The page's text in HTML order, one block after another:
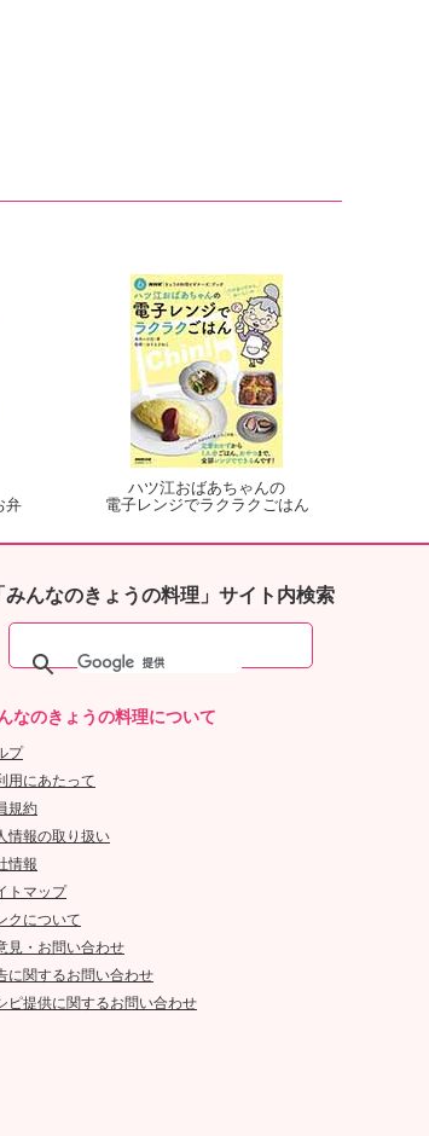
弁
ハツ江おばあちゃんの
電子レンジでラクラクごはん
みんなのきょうの料理」サイト内検索
なのきょうの料理について
プ
用にあたって
規約
情報の取り扱い
情報
トマップ
クについて
見・お問い合わせ
に関するお問い合わせ
ピ提供に関するお問い合わせ